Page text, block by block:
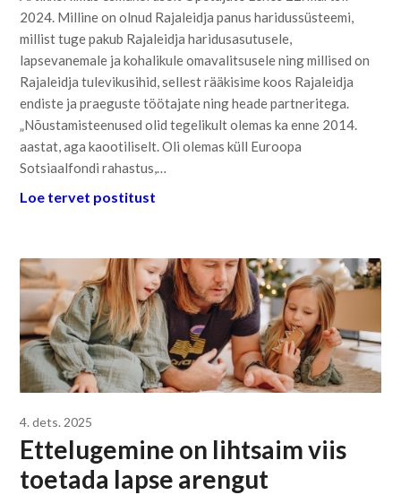
2024. Milline on olnud Rajaleidja panus haridussüsteemi,
millist tuge pakub Rajaleidja haridusasutusele,
lapsevanemale ja kohalikule omavalitsusele ning millised on
Rajaleidja tulevikusihid, sellest rääkisime koos Rajaleidja
endiste ja praeguste töötajate ning heade partneritega.
„Nõustamisteenused olid tegelikult olemas ka enne 2014.
aastat, aga kaootiliselt. Oli olemas küll Euroopa
Sotsiaalfondi rahastus,…
Loe tervet postitust
4. dets. 2025
Ettelugemine on lihtsaim viis
toetada lapse arengut